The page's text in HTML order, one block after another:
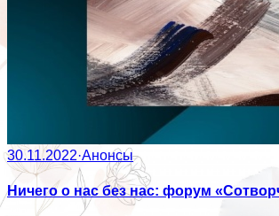
30.11.2022·Анонсы
Ничего о нас без нас: форум